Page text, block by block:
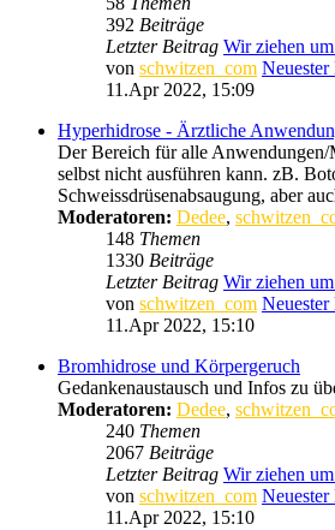
392 Beiträge
Letzter Beitrag Wir ziehen
von schwitzen_com Neuester
11.Apr 2022, 15:09
Hyperhidrose - Ärztliche
Der Bereich für alle Anwendungen/
selbst nicht ausführen kann. zB.
Schweissdrüsenabsaugung, aber
Moderatoren: Dedee,
148 Themen
1330 Beiträge
Letzter Beitrag Wir ziehen
von schwitzen_com Neuester
11.Apr 2022, 15:10
Bromhidrose und Körpergeruch
Gedankenaustausch und Infos zu
Moderatoren: Dedee,
240 Themen
2067 Beiträge
Letzter Beitrag Wir ziehen
von schwitzen_com Neuester
11.Apr 2022, 15:10